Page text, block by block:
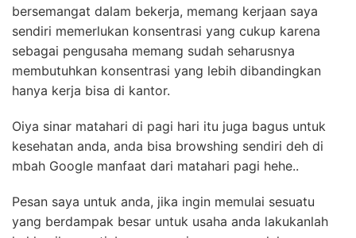
bersemangat dalam bekerja, memang kerjaan saya
sendiri memerlukan konsentrasi yang cukup karena
sebagai pengusaha memang sudah seharusnya
membutuhkan konsentrasi yang lebih dibandingkan
hanya kerja bisa di kantor.
Oiya sinar matahari di pagi hari itu juga bagus untuk
kesehatan anda, anda bisa browshing sendiri deh di
mbah Google manfaat dari matahari pagi hehe..
Pesan saya untuk anda, jika ingin memulai sesuatu
yang berdampak besar untuk usaha anda lakukanlah